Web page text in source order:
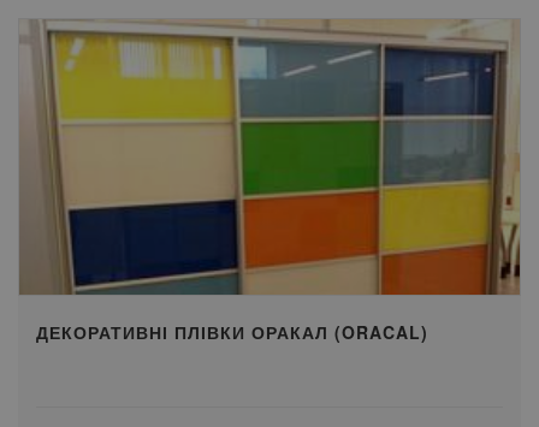
ДЕКОРАТИВНІ ПЛІВКИ ОРАКАЛ (ORACAL)